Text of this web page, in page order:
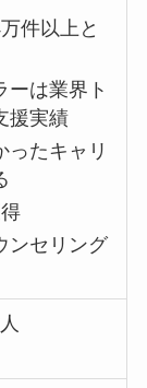
件以上と
ーは業界ト
援実績
ったキャリ
ンセリング